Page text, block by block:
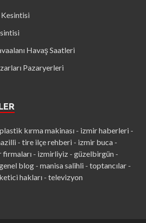
Havaş Saatleri
Pazaryerleri
plastik kırma makinası - izmir haberleri -
- tire ilçe rehberi - izmir buca -
firmaları - izmirliyiz - güzelbirgün -
blog - manisa salihli - toptancılar -
hakları - televizyon